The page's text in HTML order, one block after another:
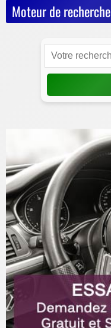
Moteur de recherche